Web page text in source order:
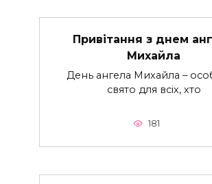
Привітання з днем
Михайла
День ангела Михайла –
свято для всіх, хто
181